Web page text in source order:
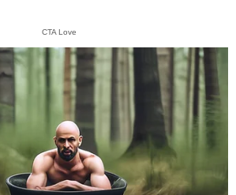
CTA Love